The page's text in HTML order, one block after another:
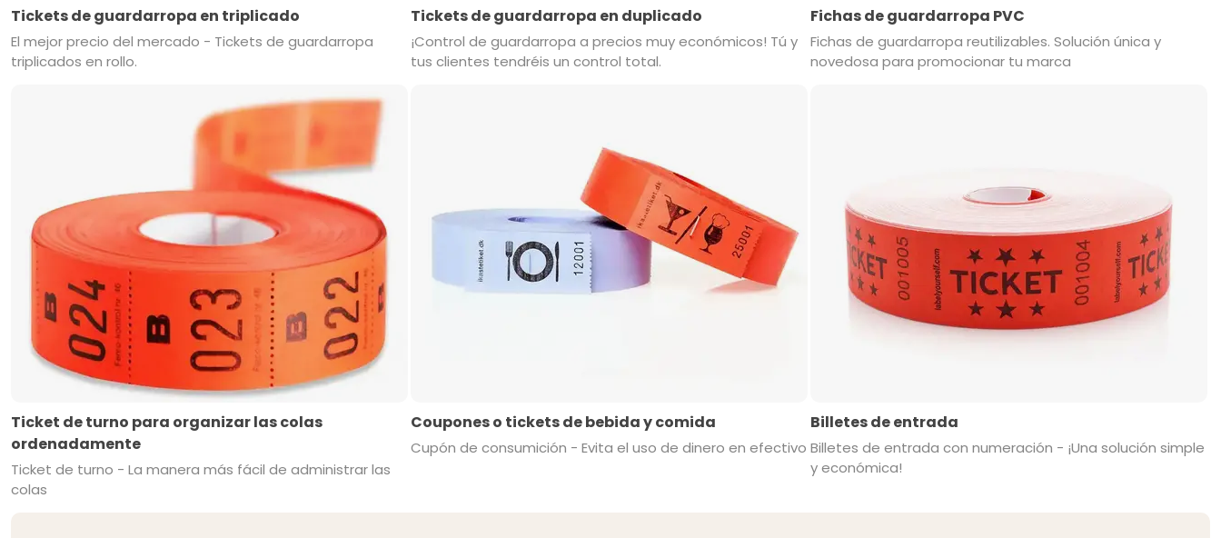
Tickets de guardarropa en triplicado
El mejor precio del mercado - Tickets de guardarropa
triplicados en rollo.
Tickets de guardarropa en duplicado
¡Control de guardarropa a precios muy económicos! Tú y
tus clientes tendréis un control total.
Fichas de guardarropa PVC
Fichas de guardarropa reutilizables. Solución única y
novedosa para promocionar tu marca
Ticket de turno para organizar las colas
ordenadamente
Ticket de turno - La manera más fácil de administrar las
colas
Coupones o tickets de bebida y comida
Cupón de consumición - Evita el uso de dinero en efectivo
Billetes de entrada
Billetes de entrada con numeración - ¡Una solución simple
y económica!